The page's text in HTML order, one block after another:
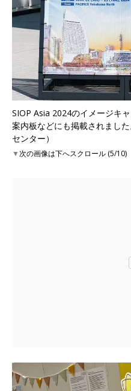
SIOP Asia 2024のイメージキ
案内板などにも掲載されまし
センター）
▼次の画像は下へスクロール (5/10)